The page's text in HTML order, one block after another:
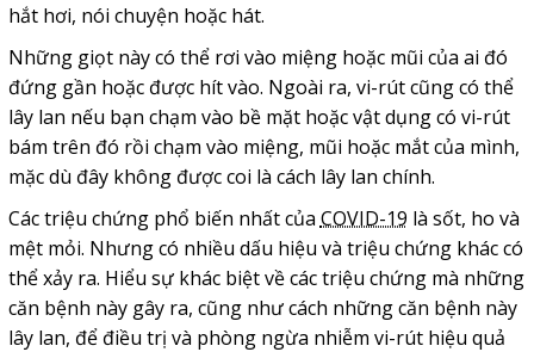
hắt hơi, nói chuyện hoặc hát.
Những giọt này có thể rơi vào miệng hoặc mũi của ai đó
đứng gần hoặc được hít vào. Ngoài ra, vi-rút cũng có thể
lây lan nếu bạn chạm vào bề mặt hoặc vật dụng có vi-rút
bám trên đó rồi chạm vào miệng, mũi hoặc mắt của mình,
mặc dù đây không được coi là cách lây lan chính.
Các triệu chứng phổ biến nhất của COVID-19 là sốt, ho và
mệt mỏi. Nhưng có nhiều dấu hiệu và triệu chứng khác có
thể xảy ra. Hiểu sự khác biệt về các triệu chứng mà những
căn bệnh này gây ra, cũng như cách những căn bệnh này
lây lan, để điều trị và phòng ngừa nhiễm vi-rút hiệu quả